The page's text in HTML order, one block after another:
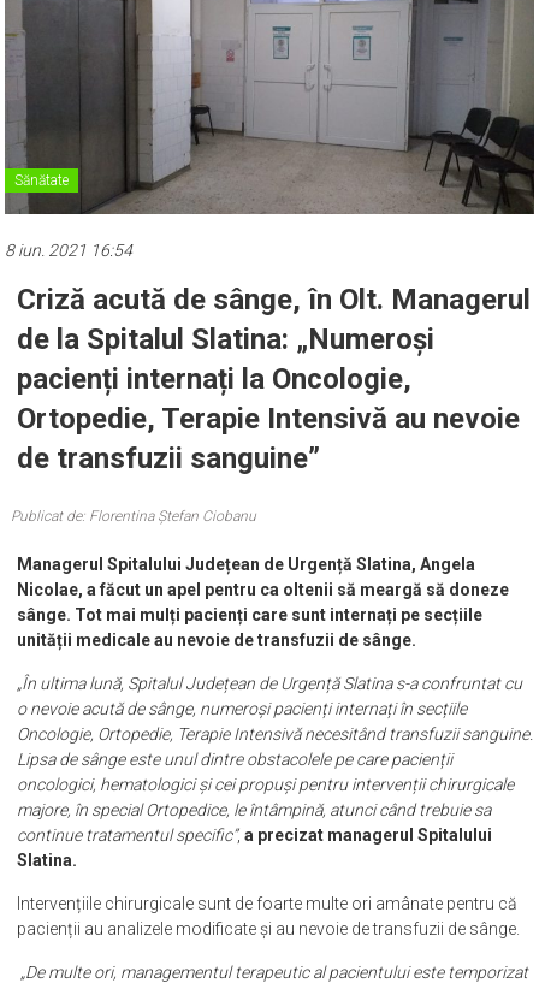
Sănătate
8 iun. 2021 16:54
Criză acută de sânge, în Olt. Managerul
de la Spitalul Slatina: „Numeroși
pacienți internați la Oncologie,
Ortopedie, Terapie Intensivă au nevoie
de transfuzii sanguine”
Publicat de: Florentina Ștefan Ciobanu
Managerul Spitalului Județean de Urgență Slatina, Angela
Nicolae, a făcut un apel pentru ca oltenii să meargă să doneze
sânge. Tot mai mulți pacienți care sunt internați pe secțiile
unității medicale au nevoie de transfuzii de sânge.
„În ultima lună, Spitalul Județean de Urgență Slatina s-a confruntat cu
o nevoie acută de sânge, numeroși pacienți internați în secțiile
Oncologie, Ortopedie, Terapie Intensivă necesitând transfuzii sanguine.
Lipsa de sânge este unul dintre obstacolele pe care pacienții
oncologici, hematologici și cei propuși pentru intervenții chirurgicale
majore, în special Ortopedice, le întâmpină, atunci când trebuie sa
continue tratamentul specific”,a precizat managerul Spitalului
Slatina.
Intervențiile chirurgicale sunt de foarte multe ori amânate pentru că
pacienții au analizele modificate și au nevoie de transfuzii de sânge.
„De multe ori, managementul terapeutic al pacientului este temporizat